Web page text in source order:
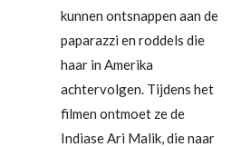
kunnen ontsnappen aan de
paparazzi en roddels die
haar in Amerika
achtervolgen. Tijdens het
filmen ontmoet ze de
Indiase Ari Malik, die naar